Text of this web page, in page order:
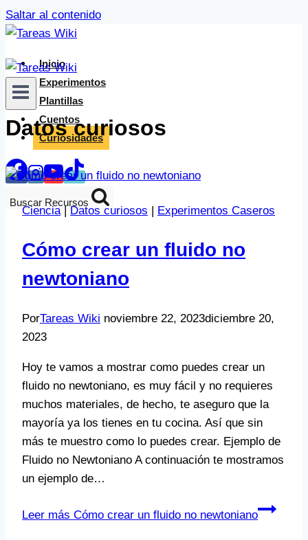
Saltar al contenido
Inicio
Experimentos
Plantillas
Cuentos
Curiosidades
Buscar Recursos
Datos curiosos
Ciencia|Datos curiosos | Experimentos Caseros
Cómo crear un fluido no
newtoniano
PorTareas Wiki noviembre 22, 2023diciembre 20,
2023
Hoy te vamos a mostrar como puedes crear un
fluido no newtoniano, es muy fácil y no requieres
muchos materiales, de hecho, te aseguro que la
mayoría ya los tienes en tu cocina. Así que sin
más te muestro como lo puedes crear. Ejemplo de
Fluido no Newtoniano A continuación te mostramos
un ejemplo de…
Leer más Cómo crear un fluido no newtoniano